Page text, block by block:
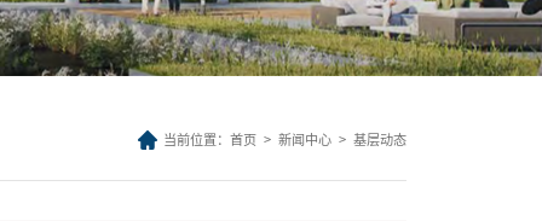
当前位置： 首页 > 新闻中心 > 基层动态